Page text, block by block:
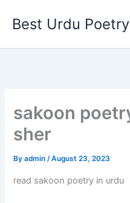
Best Urdu Poetry
sakoon
sher
Byadmin/August 23, 2023
read sakoon poetry in urdu